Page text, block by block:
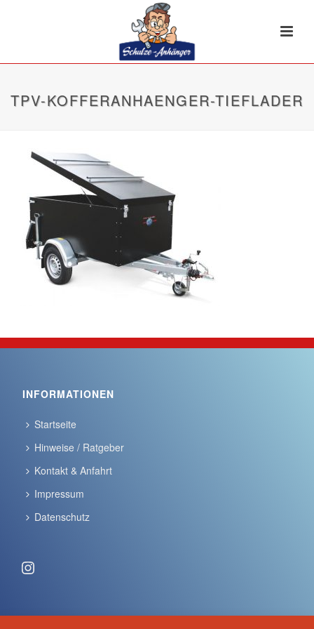
TPV-KOFFERANHAENGER-TIEFLADER
INFORMATIONEN
Startseite
Hinweise / Ratgeber
Kontakt & Anfahrt
Impressum
Datenschutz
Instagram